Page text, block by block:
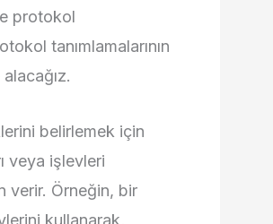
protokol
tanımlamalarının
belirlemek için
veya işlevleri
verir. Örneğin, bir
kullanarak,